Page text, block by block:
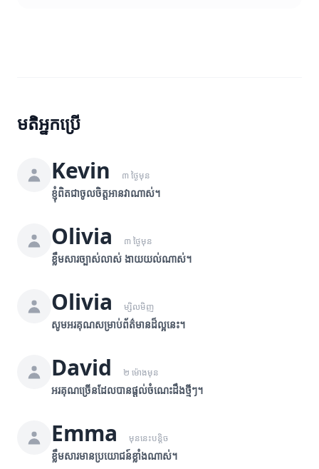
មតិអ្នកប្រើ
Kevin ៣ ថ្ងៃមុន
ខ្ញុំពិតជាចូលចិត្តអានវាណាស់។
Olivia ៣ ថ្ងៃមុន
ខ្លឹមសារច្បាស់លាស់ ងាយយល់ណាស់។
Olivia ម្សិលមិញ
សូមអរគុណសម្រាប់ព័ត៌មានដ៏ល្អនេះ។
David ២ ម៉ោងមុន
អរគុណច្រើនដែលបានផ្តល់ចំណេះដឹងថ្មីៗ។
Emma មុននេះបន្តិច
ខ្លឹមសារមានប្រយោជន៍ខ្លាំងណាស់។